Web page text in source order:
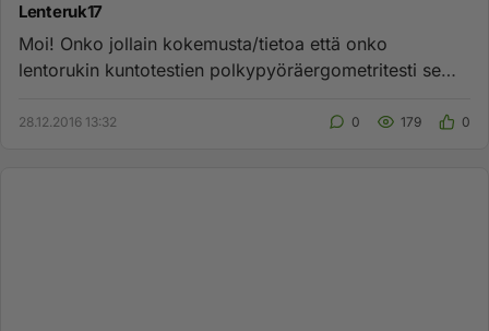
Lenteruk17
Moi! Onko jollain kokemusta/tietoa että onko
lentorukin kuntotestien polkypyöräergometritesti se
28.12.2016 13:32 0 179 0